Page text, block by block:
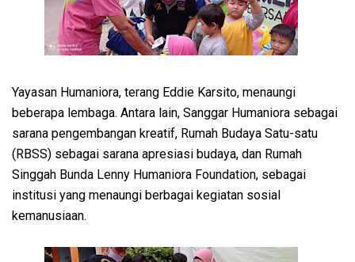
Yayasan Humaniora, terang Eddie Karsito, menaungi
beberapa lembaga. Antara lain, Sanggar Humaniora sebagai
sarana pengembangan kreatif, Rumah Budaya Satu-satu
(RBSS) sebagai sarana apresiasi budaya, dan Rumah
Singgah Bunda Lenny Humaniora Foundation, sebagai
institusi yang menaungi berbagai kegiatan sosial
kemanusiaan.